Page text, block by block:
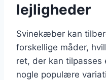
lejligheder
Svinekæber kan
forskellige måder,
ret, der kan tilpasses
nogle populære